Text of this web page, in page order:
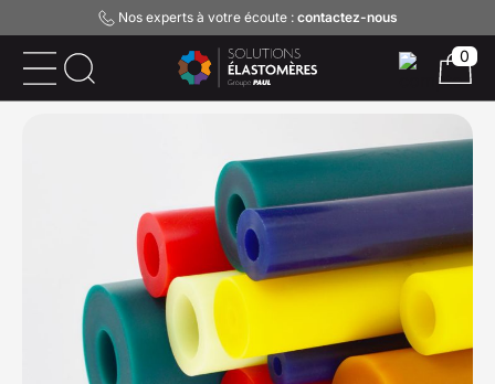
Nos experts à votre écoute : contactez-nous
0